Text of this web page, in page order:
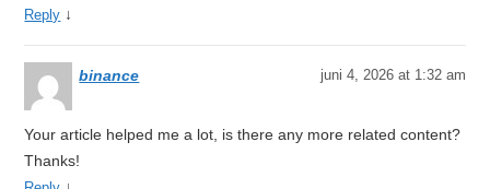
Reply ↓
binance juni 4, 2026 at 1:32 am
Your article helped me a lot, is there any more related content?
Thanks!